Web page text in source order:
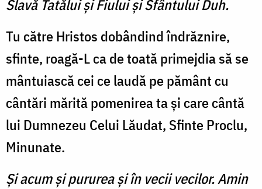
Slavă Tatălui şi Fiului şi Sfântului Duh.
Tu către Hristos dobândind îndrăznire,
sfinte, roagă-L ca de toată primejdia să se
mântuiască cei ce laudă pe pământ cu
cântări mărită pomenirea ta şi care cântă
lui Dumnezeu Celui Lăudat, Sfinte Proclu,
Minunate.
Şi acum şi pururea şi în vecii vecilor. Amin